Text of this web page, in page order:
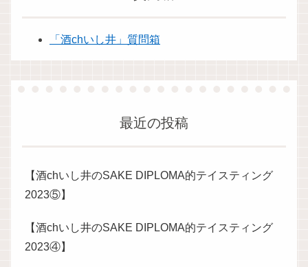
「酒chいし井」質問箱
最近の投稿
【酒chいし井のSAKE DIPLOMA的テイスティング
2023⑤】
【酒chいし井のSAKE DIPLOMA的テイスティング
2023④】